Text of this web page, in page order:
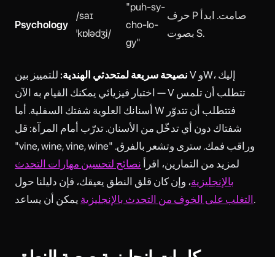
Psychology
/saɪ
ˈkɒlədʒi/
"puh-sy-
cho-lo-
gy"
حرف P صامت. ابدأ
بصوت S.
نصيحة سريعة لمتحدثي الهندية: للتمييز بين V وW، إليك
اختبار فيزيائي يمكنك القيام به الآن — V تتطلب أن تلمس
أسنانك العلوية شفتك السفلية. أما W فتتطلب أن تتدوّر
شفتاك دون أي تدخّل من الأسنان. تدرّب أمام المرآة: قل
"vine, wine, vine, wine" وراقب فمك. سترى وتشعر بالفرق.
لمزيد من التمارين، اقرأ نصائح لتحسين مهارات التحدث
بالإنجليزية، وإن كان قلق النطق يعيقك، فإن دليلنا حول
التغلب على الخوف من التحدث بالإنجليزية يمكن أن يساعد.